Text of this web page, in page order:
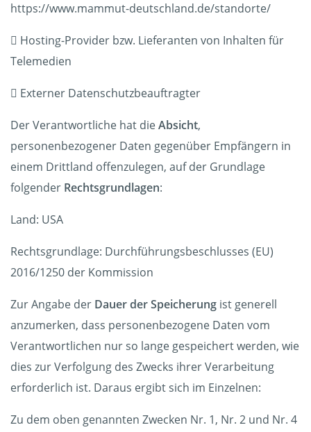
https://www.mammut-deutschland.de/standorte/
 Hosting-Provider bzw. Lieferanten von Inhalten für
Telemedien
 Externer Datenschutzbeauftragter
Der Verantwortliche hat dieAbsicht,
personenbezogener Daten gegenüber Empfängern in
einem Drittland offenzulegen, auf der Grundlage
folgender Rechtsgrundlagen:
Land: USA
Rechtsgrundlage: Durchführungsbeschlusses (EU)
2016/1250 der Kommission
Zur Angabe der Dauer der Speicherung ist generell
anzumerken, dass personenbezogene Daten vom
Verantwortlichen nur so lange gespeichert werden, wie
dies zur Verfolgung des Zwecks ihrer Verarbeitung
erforderlich ist. Daraus ergibt sich im Einzelnen:
Zu dem oben genannten Zwecken Nr. 1, Nr. 2 und Nr. 4